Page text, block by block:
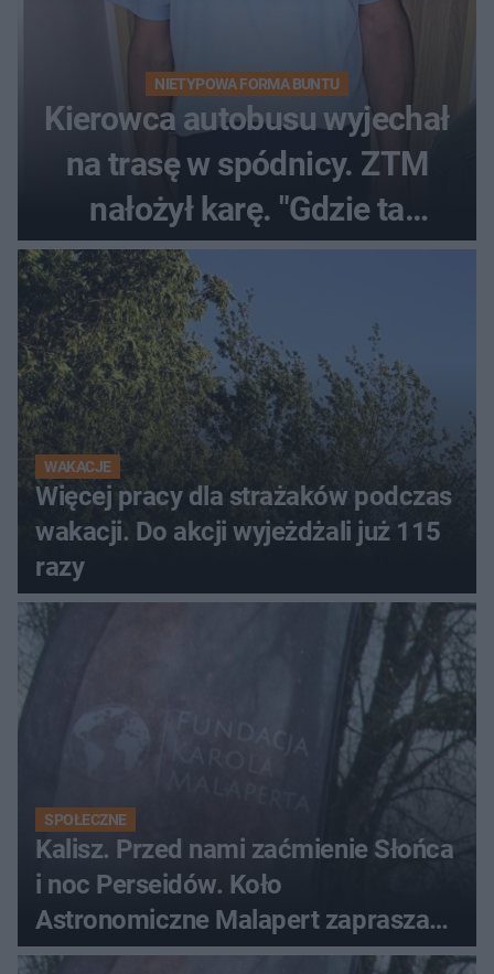
NIETYPOWA FORMA BUNTU
Kierowca autobusu wyjechał
na trasę w spódnicy. ZTM
nałożył karę. "Gdzie ta
tolerancja?"
WAKACJE
Więcej pracy dla strażaków podczas
wakacji. Do akcji wyjeżdżali już 115
razy
SPOŁECZNE
Kalisz. Przed nami zaćmienie Słońca
i noc Perseidów. Koło
Astronomiczne Malapert zaprasza
na wspólne obserwacje